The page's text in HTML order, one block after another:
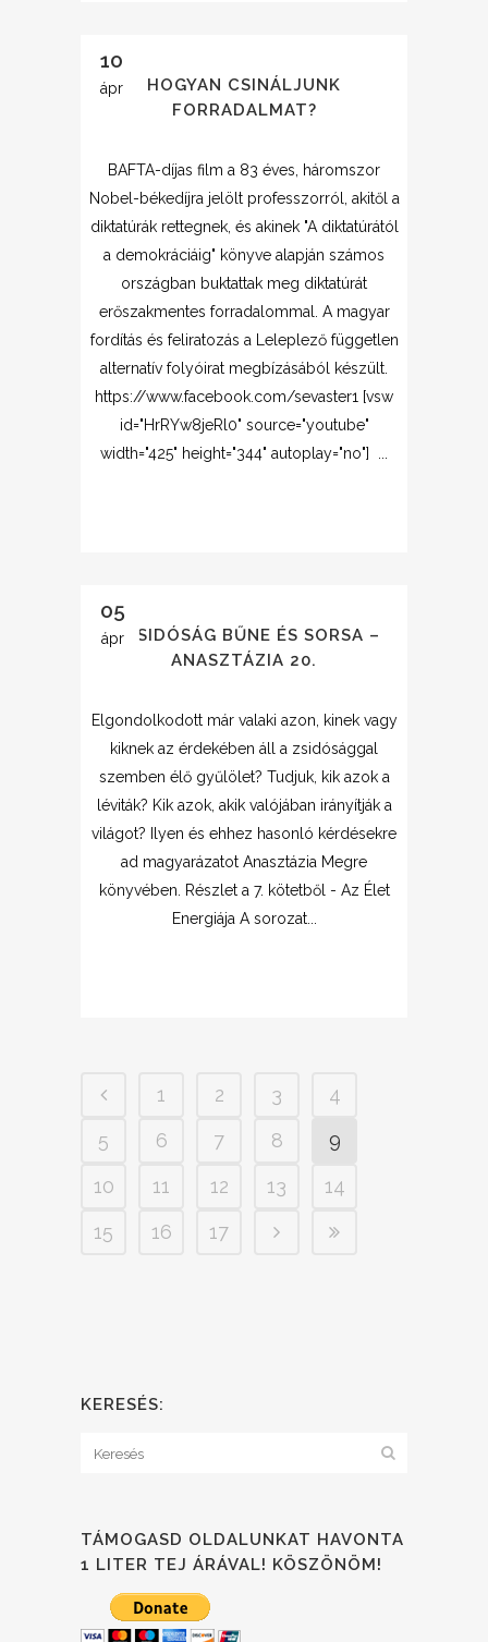
10
ápr
HOGYAN CSINÁLJUNK
FORRADALMAT?
BAFTA-díjas film a 83 éves, háromszor
Nobel-békedíjra jelölt professzorról, akitől a
diktatúrák rettegnek, és akinek "A diktatúrától
a demokráciáig" könyve alapján számos
országban buktattak meg diktatúrát
erőszakmentes forradalommal. A magyar
fordítás és feliratozás a Leleplező független
alternatív folyóirat megbízásából készült.
https://www.facebook.com/sevaster1 [vsw
id="HrRYw8jeRl0" source="youtube"
width="425" height="344" autoplay="no"] ...
05
ápr
A ZSIDÓSÁG BŰNE ÉS SORSA –
ANASZTÁZIA 20.
Elgondolkodott már valaki azon, kinek vagy
kiknek az érdekében áll a zsidósággal
szemben élő gyűlölet? Tudjuk, kik azok a
léviták? Kik azok, akik valójában irányítják a
világot? Ilyen és ehhez hasonló kérdésekre
ad magyarázatot Anasztázia Megre
könyvében. Részlet a 7. kötetből - Az Élet
Energiája A sorozat...
1 2 3
4
5
6 7 8
9
10
11 12 13
14
15
16 17
KERESÉS:
TÁMOGASD OLDALUNKAT HAVONTA
1 LITER TEJ ÁRÁVAL! KÖSZÖNÖM!